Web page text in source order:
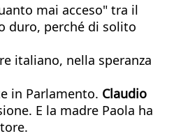
mai acceso" tra il
duro, perché di solito
italiano, nella speranza
in Parlamento. Claudio
E la madre Paola ha